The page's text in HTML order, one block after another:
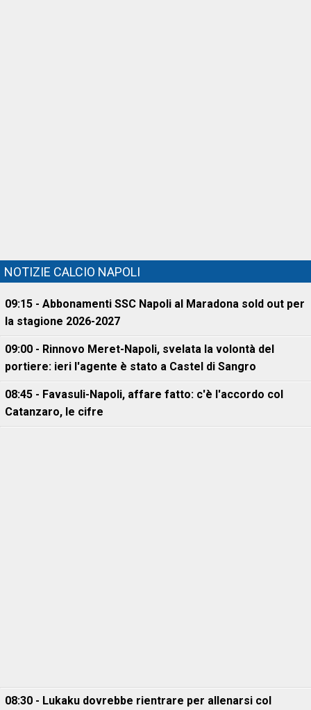
NOTIZIE CALCIO NAPOLI
09:15 - Abbonamenti SSC Napoli al Maradona sold out per
la stagione 2026-2027
09:00 - Rinnovo Meret-Napoli, svelata la volontà del
portiere: ieri l'agente è stato a Castel di Sangro
08:45 - Favasuli-Napoli, affare fatto: c'è l'accordo col
Catanzaro, le cifre
08:30 - Lukaku dovrebbe rientrare per allenarsi col